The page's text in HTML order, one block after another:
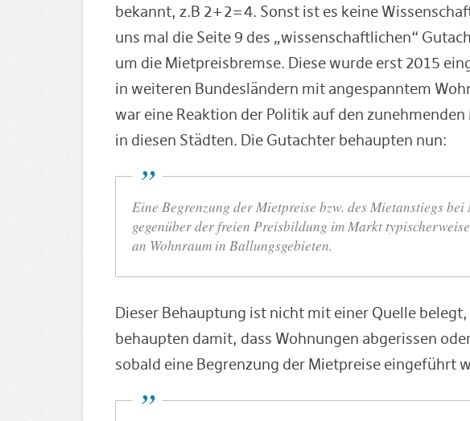
bekannt, z.B 2+2=4. Sonst ist es keine
uns mal die Seite 9 des „wissenschaftlichen“
um die Mietpreisbremse. Diese wurde erst 2015
in weiteren Bundesländern mit angespanntem
war eine Reaktion der Politik auf den
in diesen Städten. Die Gutachter behaupten nun:
Eine Begrenzung der Mietpreise bzw. des Mietanstiegs
gegenüber der freien Preisbildung im Markt
an Wohnraum in Ballungsgebieten.
Dieser Behauptung ist nicht mit einer Quelle
behaupten damit, dass Wohnungen abgerissen
sobald eine Begrenzung der Mietpreise eingeführt